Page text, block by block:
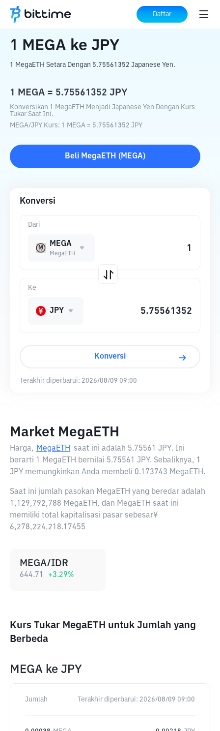
Daftar
Beranda Konverter Kripto MEGA JPY
1 MEGA ke JPY
1 MegaETH Setara Dengan 5.75561352 Japanese Yen.
1 MEGA = 5.75561352 JPY
Konversikan 1 MegaETH Menjadi Japanese Yen Dengan Kurs
Tukar Saat Ini.
MEGA/JPY Kurs: 1 MEGA = 5.75561352 JPY
Beli MegaETH ( MEGA)
Konversi
Dari
MEGA
MegaETH
Ke
JPY
Konversi
Terakhir diperbarui: 2026/08/09 09:00
Market MegaETH
Harga, MegaETH saat ini adalah 5.75561 JPY. Ini
berarti 1 MegaETH bernilai 5.75561 JPY. Sebaliknya, 1
JPY memungkinkan Anda membeli 0.173743 MegaETH.
Saat ini jumlah pasokan MegaETH yang beredar adalah
1,129,792,788 MegaETH, dan MegaETH saat ini
memiliki total kapitalisasi pasar sebesar¥
6,278,224,218.17455
MEGA/IDR
644.71 +3.29%
Kurs Tukar MegaETH untuk Jumlah yang
Berbeda
MEGA ke JPY
Jumlah Terakhir diperbarui: 2026/08/09 09:00